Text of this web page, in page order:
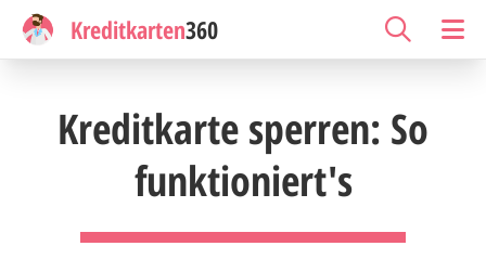
Kreditkarten360
Kreditkarte sperren: So
funktioniert's